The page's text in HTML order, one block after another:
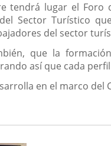
tendrá lugar el Foro
Sector Turístico
del sector
que la
así que cada
en el marco del